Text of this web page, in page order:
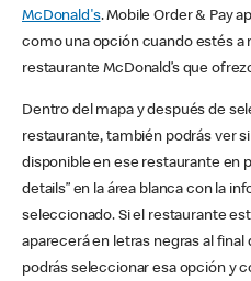
McDonald's. Mobile Order & Pay
como una opción cuando estés a
restaurante McDonald’s que
Dentro del mapa y después de
restaurante, también podrás ver
disponible en ese restaurante en
details” en la área blanca con la
seleccionado. Si el restaurante
aparecerá en letras negras al final
podrás seleccionar esa opción y